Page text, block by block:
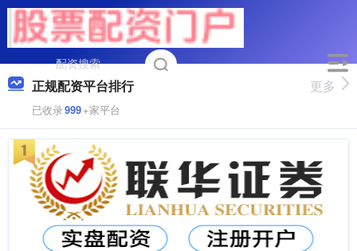
正规配资平台排行
已收录999+家平台
更多